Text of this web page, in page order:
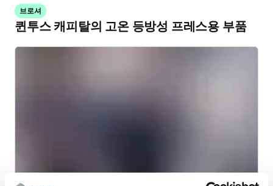
브로셔
퀸투스 캐피탈의 고온 등방성 프레스용 부품